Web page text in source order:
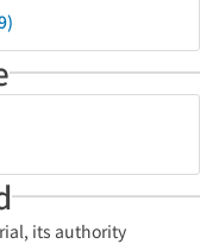
its authority